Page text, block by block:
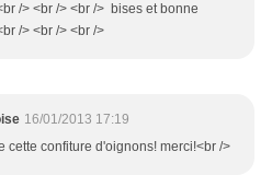
/> <br /> <br /> bises et bonne
/> <br /> <br />
16/01/2013 17:19
cette confiture d'oignons! merci!<br />